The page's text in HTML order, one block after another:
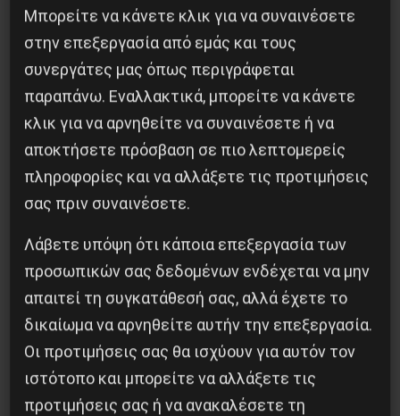
Οδύσσεια του Νόλαν: Μύθος, μνήμη και
ταξική εξουσία
3 Αυγούστου 2026
Μπορείτε να κάνετε κλικ για να συναινέσετε
στην επεξεργασία από εμάς και τους
συνεργάτες μας όπως περιγράφεται
παραπάνω. Εναλλακτικά, μπορείτε να κάνετε
κλικ για να αρνηθείτε να συναινέσετε ή να
αποκτήσετε πρόσβαση σε πιο λεπτομερείς
πληροφορίες και να αλλάξετε τις προτιμήσεις
σας πριν συναινέσετε.
Λάβετε υπόψη ότι κάποια επεξεργασία των
προσωπικών σας δεδομένων ενδέχεται να μην
απαιτεί τη συγκατάθεσή σας, αλλά έχετε το
δικαίωμα να αρνηθείτε αυτήν την επεξεργασία.
Οι προτιμήσεις σας θα ισχύουν για αυτόν τον
ιστότοπο και μπορείτε να αλλάξετε τις
προτιμήσεις σας ή να ανακαλέσετε τη